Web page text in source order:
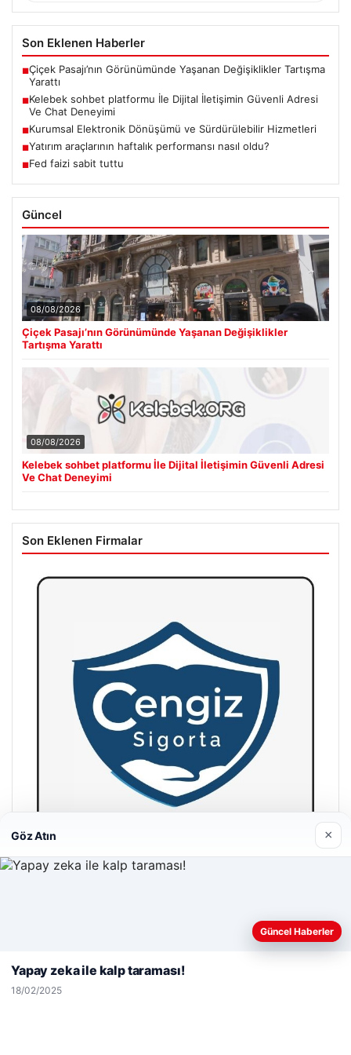
Son Eklenen Haberler
■Çiçek Pasajı’nın Görünümünde Yaşanan Değişiklikler Tartışma
Yarattı
■Kelebek sohbet platformu İle Dijital İletişimin Güvenli Adresi
Ve Chat Deneyimi
■Kurumsal Elektronik Dönüşümü ve Sürdürülebilir Hizmetleri
■Yatırım araçlarının haftalık performansı nasıl oldu?
■Fed faizi sabit tuttu
Güncel
08/08/2026
Çiçek Pasajı’nın Görünümünde Yaşanan Değişiklikler
Tartışma Yarattı
08/08/2026
Kelebek sohbet platformu İle Dijital İletişimin Güvenli Adresi
Ve Chat Deneyimi
Son Eklenen Firmalar
Web sitemizi nasıl kullandığınızı daha iyi anlayabilmek,
deneyiminizi kişiselleştirmek ve geliştirmek amacıyla çerezler
Reddet Kabul Et
Göz Atın ×
Güncel Haberler
Yapay zeka ile kalp taraması!
18/02/2025